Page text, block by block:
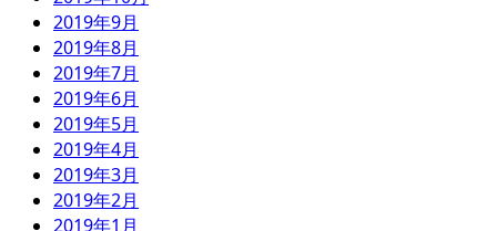
2019年9月
2019年8月
2019年7月
2019年6月
2019年5月
2019年4月
2019年3月
2019年2月
2019年1月